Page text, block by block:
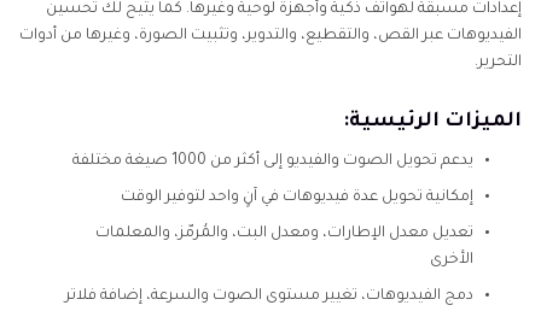
إعدادات مسبقة لهواتف ذكية وأجهزة لوحية وغيرها. كما يتيح لك تحسين
الفيديوهات عبر القص، والتقطيع، والتدوير، وتثبيت الصورة، وغيرها من أدوات
التحرير.
الميزات الرئيسية:
يدعم تحويل الصوت والفيديو إلى أكثر من 1000 صيغة مختلفة
إمكانية تحويل عدة فيديوهات في آنٍ واحد لتوفير الوقت
تعديل معدل الإطارات، ومعدل البت، والمُرمّز، والمعلمات
الأخرى
دمج الفيديوهات، تغيير مستوى الصوت والسرعة، إضافة فلاتر